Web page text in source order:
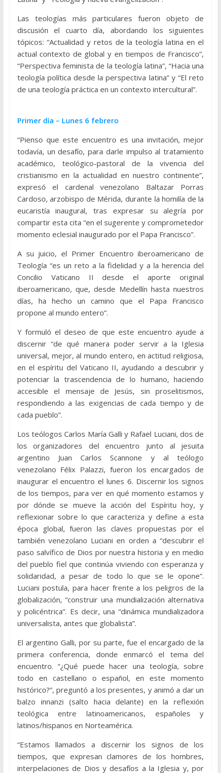
Las teologías más particulares fueron objeto de
discusión el cuarto día, abordando los siguientes
tópicos: “Actualidad y retos de la teología latina en el
actual contexto de global y en tiempos de Francisco”,
“Perspectiva feminista de la teología latina”, “Hacia una
teología política desde la perspectiva latina” y “El reto
de una teología práctica en un contexto intercultural”.
Primer día – Lunes 6 febrero
“Pienso que este encuentro es una invitación, mejor
todavía, un desafío, para darle impulso al tratamiento
académico, teológico-pastoral de la vivencia del
cristianismo en la actualidad en nuestro continente”,
expresó el cardenal venezolano Baltazar Porras
Cardoso, arzobispo de Mérida, durante la homilía de la
eucaristía inaugural, tras expresar su alegría por
compartir esta cita “en el sugerente y comprometedor
momento eclesial inaugurado por el Papa Francisco”.
A su juicio, el Primer Encuentro iberoamericano de
Teología “es un reto a la fidelidad y a la herencia del
Concilio Vaticano II desde el aporte original
iberoamericano, que, desde Medellín hasta nuestros
días, ha hecho un camino que el Papa Francisco
propone al mundo entero”.
Y formuló el deseo de que este encuentro ayude a
discernir “de qué manera poder servir a la Iglesia
universal, mejor, al mundo entero, en actitud religiosa,
en el espíritu del Vaticano II, ayudando a descubrir y
potenciar la trascendencia de lo humano, haciendo
accesible el mensaje de Jesús, sin proselitismos,
respondiendo a las exigencias de cada tiempo y de
cada pueblo”.
Los teólogos Carlos María Galli y Rafael Luciani, dos de
los organizadores del encuentro junto al jesuita
argentino Juan Carlos Scannone y al teólogo
venezolano Félix Palazzi, fueron los encargados de
inaugurar el encuentro el lunes 6. Discernir los signos
de los tiempos, para ver en qué momento estamos y
por dónde se mueve la acción del Espíritu hoy, y
reflexionar sobre lo que caracteriza y define a esta
época global, fueron las claves propuestas por el
también venezolano Luciani en orden a “descubrir el
paso salvífico de Dios por nuestra historia y en medio
del pueblo fiel que continúa viviendo con esperanza y
solidaridad, a pesar de todo lo que se le opone”.
Luciani postula, para hacer frente a los peligros de la
globalización, “construir una mundialización alternativa
y policéntrica”. Es decir, una “dinámica mundializadora
universalista, antes que globalista”.
El argentino Galli, por su parte, fue el encargado de la
primera conferencia, donde enmarcó el tema del
encuentro. “¿Qué puede hacer una teología, sobre
todo en castellano o español, en este momento
histórico?”, preguntó a los presentes, y animó a dar un
balzo innanzi (salto hacia delante) en la reflexión
teológica entre latinoamericanos, españoles y
latinos/hispanos en Norteamérica.
“Estamos llamados a discernir los signos de los
tiempos, que expresan clamores de los hombres,
interpelaciones de Dios y desafíos a la Iglesia y, por